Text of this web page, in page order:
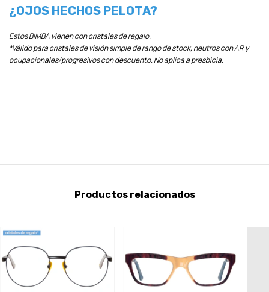
¿OJOS HECHOS PELOTA?
Estos BIMBA vienen con cristales de regalo.
*Válido para cristales de visión simple de rango de stock, neutros con AR y
ocupacionales/progresivos con descuento. No aplica a presbicia.
Productos relacionados